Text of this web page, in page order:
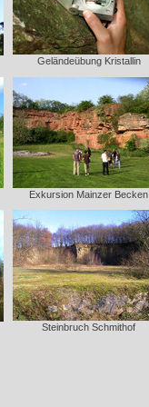
Geländeübung Kristallin
Exkursion Mainzer Becken
Steinbruch Schmithof